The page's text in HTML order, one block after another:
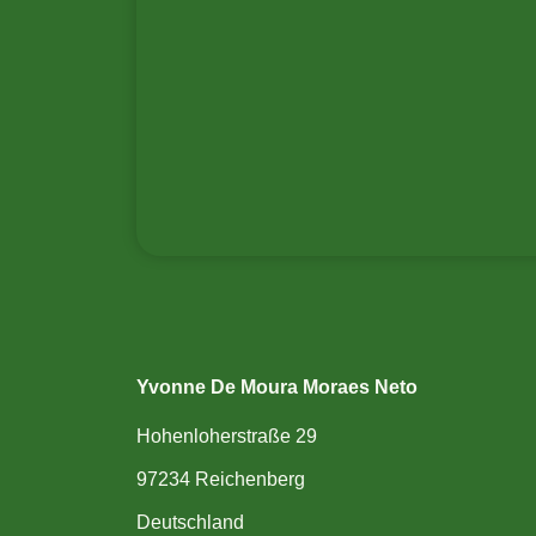
Yvonne De Moura Moraes Neto
Hohenloherstraße 29
97234 Reichenberg
Deutschland